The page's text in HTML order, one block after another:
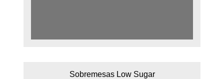
Sobremesas Low Sugar